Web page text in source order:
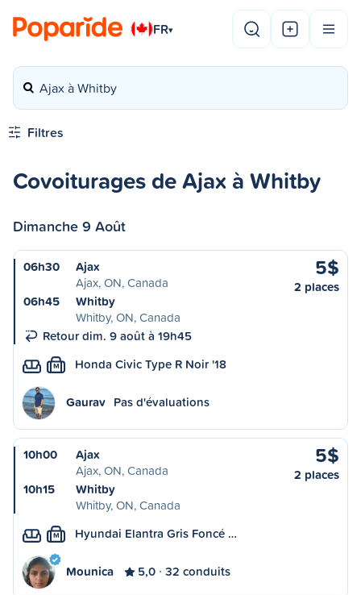
FR▾
Ajax à Whitby
Filtres
Covoiturages de Ajax à Whitby
Dimanche 9 Août
06h30
Ajax
Ajax, ON, Canada
06h45
Whitby
Whitby, ON, Canada
Retour dim. 9 août à 19h45
5$
2 places
M Honda Civic Type R Noir '18
Gaurav Pas d'évaluations
10h00
Ajax
Ajax, ON, Canada
10h15
Whitby
Whitby, ON, Canada
5$
2 places
M Hyundai Elantra Gris Foncé …
Mounica 5,0 32 conduits